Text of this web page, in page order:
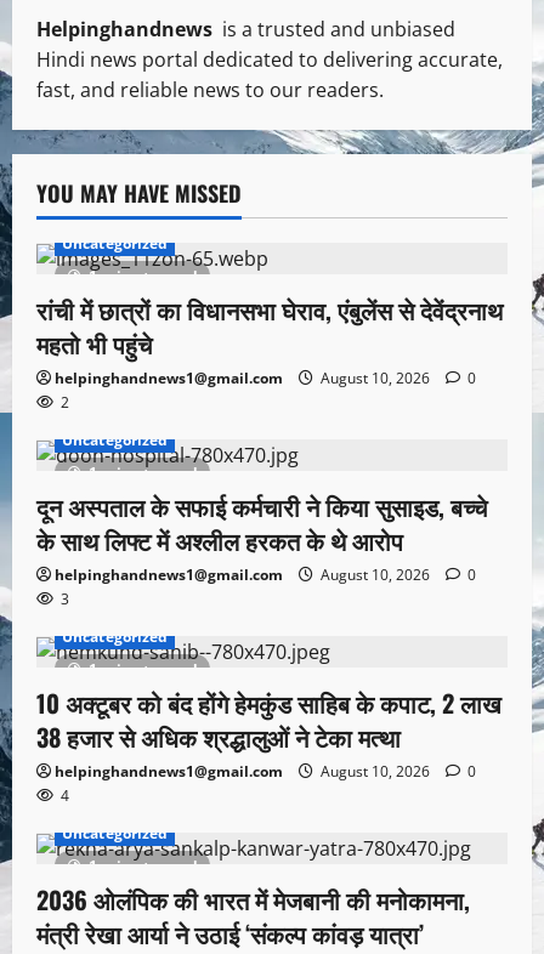
Helpinghandnews is a trusted and unbiased
Hindi news portal dedicated to delivering accurate,
fast, and reliable news to our readers.
YOU MAY HAVE MISSED
1 minute read
Uncategorized
रांची में छात्रों का विधानसभा घेराव, एंबुलेंस से देवेंद्रनाथ
महतो भी पहुंचे
helpinghandnews1@gmail.com August 10, 2026
0
2
1 minute read
Uncategorized
दून अस्पताल के सफाई कर्मचारी ने किया सुसाइड, बच्चे
के साथ लिफ्ट में अश्लील हरकत के थे आरोप
helpinghandnews1@gmail.com August 10, 2026
0
3
1 minute read
Uncategorized
10 अक्टूबर को बंद होंगे हेमकुंड साहिब के कपाट, 2 लाख
38 हजार से अधिक श्रद्धालुओं ने टेका मत्था
helpinghandnews1@gmail.com August 10, 2026
0
4
1 minute read
Uncategorized
2036 ओलंपिक की भारत में मेजबानी की मनोकामना,
मंत्री रेखा आर्या ने उठाई ‘संकल्प कांवड़ यात्रा’